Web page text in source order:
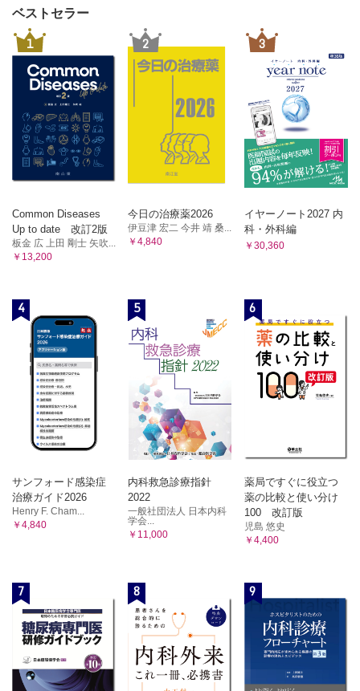
ベストセラー
1
Common Diseases
Up to date 改訂2版
板金 広 上田 剛士 矢吹...
￥13,200
2
今日の治療薬2026
伊豆津 宏二 今井 靖 桑...
￥4,840
3
イヤーノート2027 内
科・外科編
￥30,360
4
サンフォード感染症
治療ガイド2026
Henry F. Cham...
￥4,840
5
内科救急診療指針
2022
一般社団法人 日本内科
学会...
￥11,000
6
薬局ですぐに役立つ
薬の比較と使い分け
100 改訂版
児島 悠史
￥4,400
7 8 9